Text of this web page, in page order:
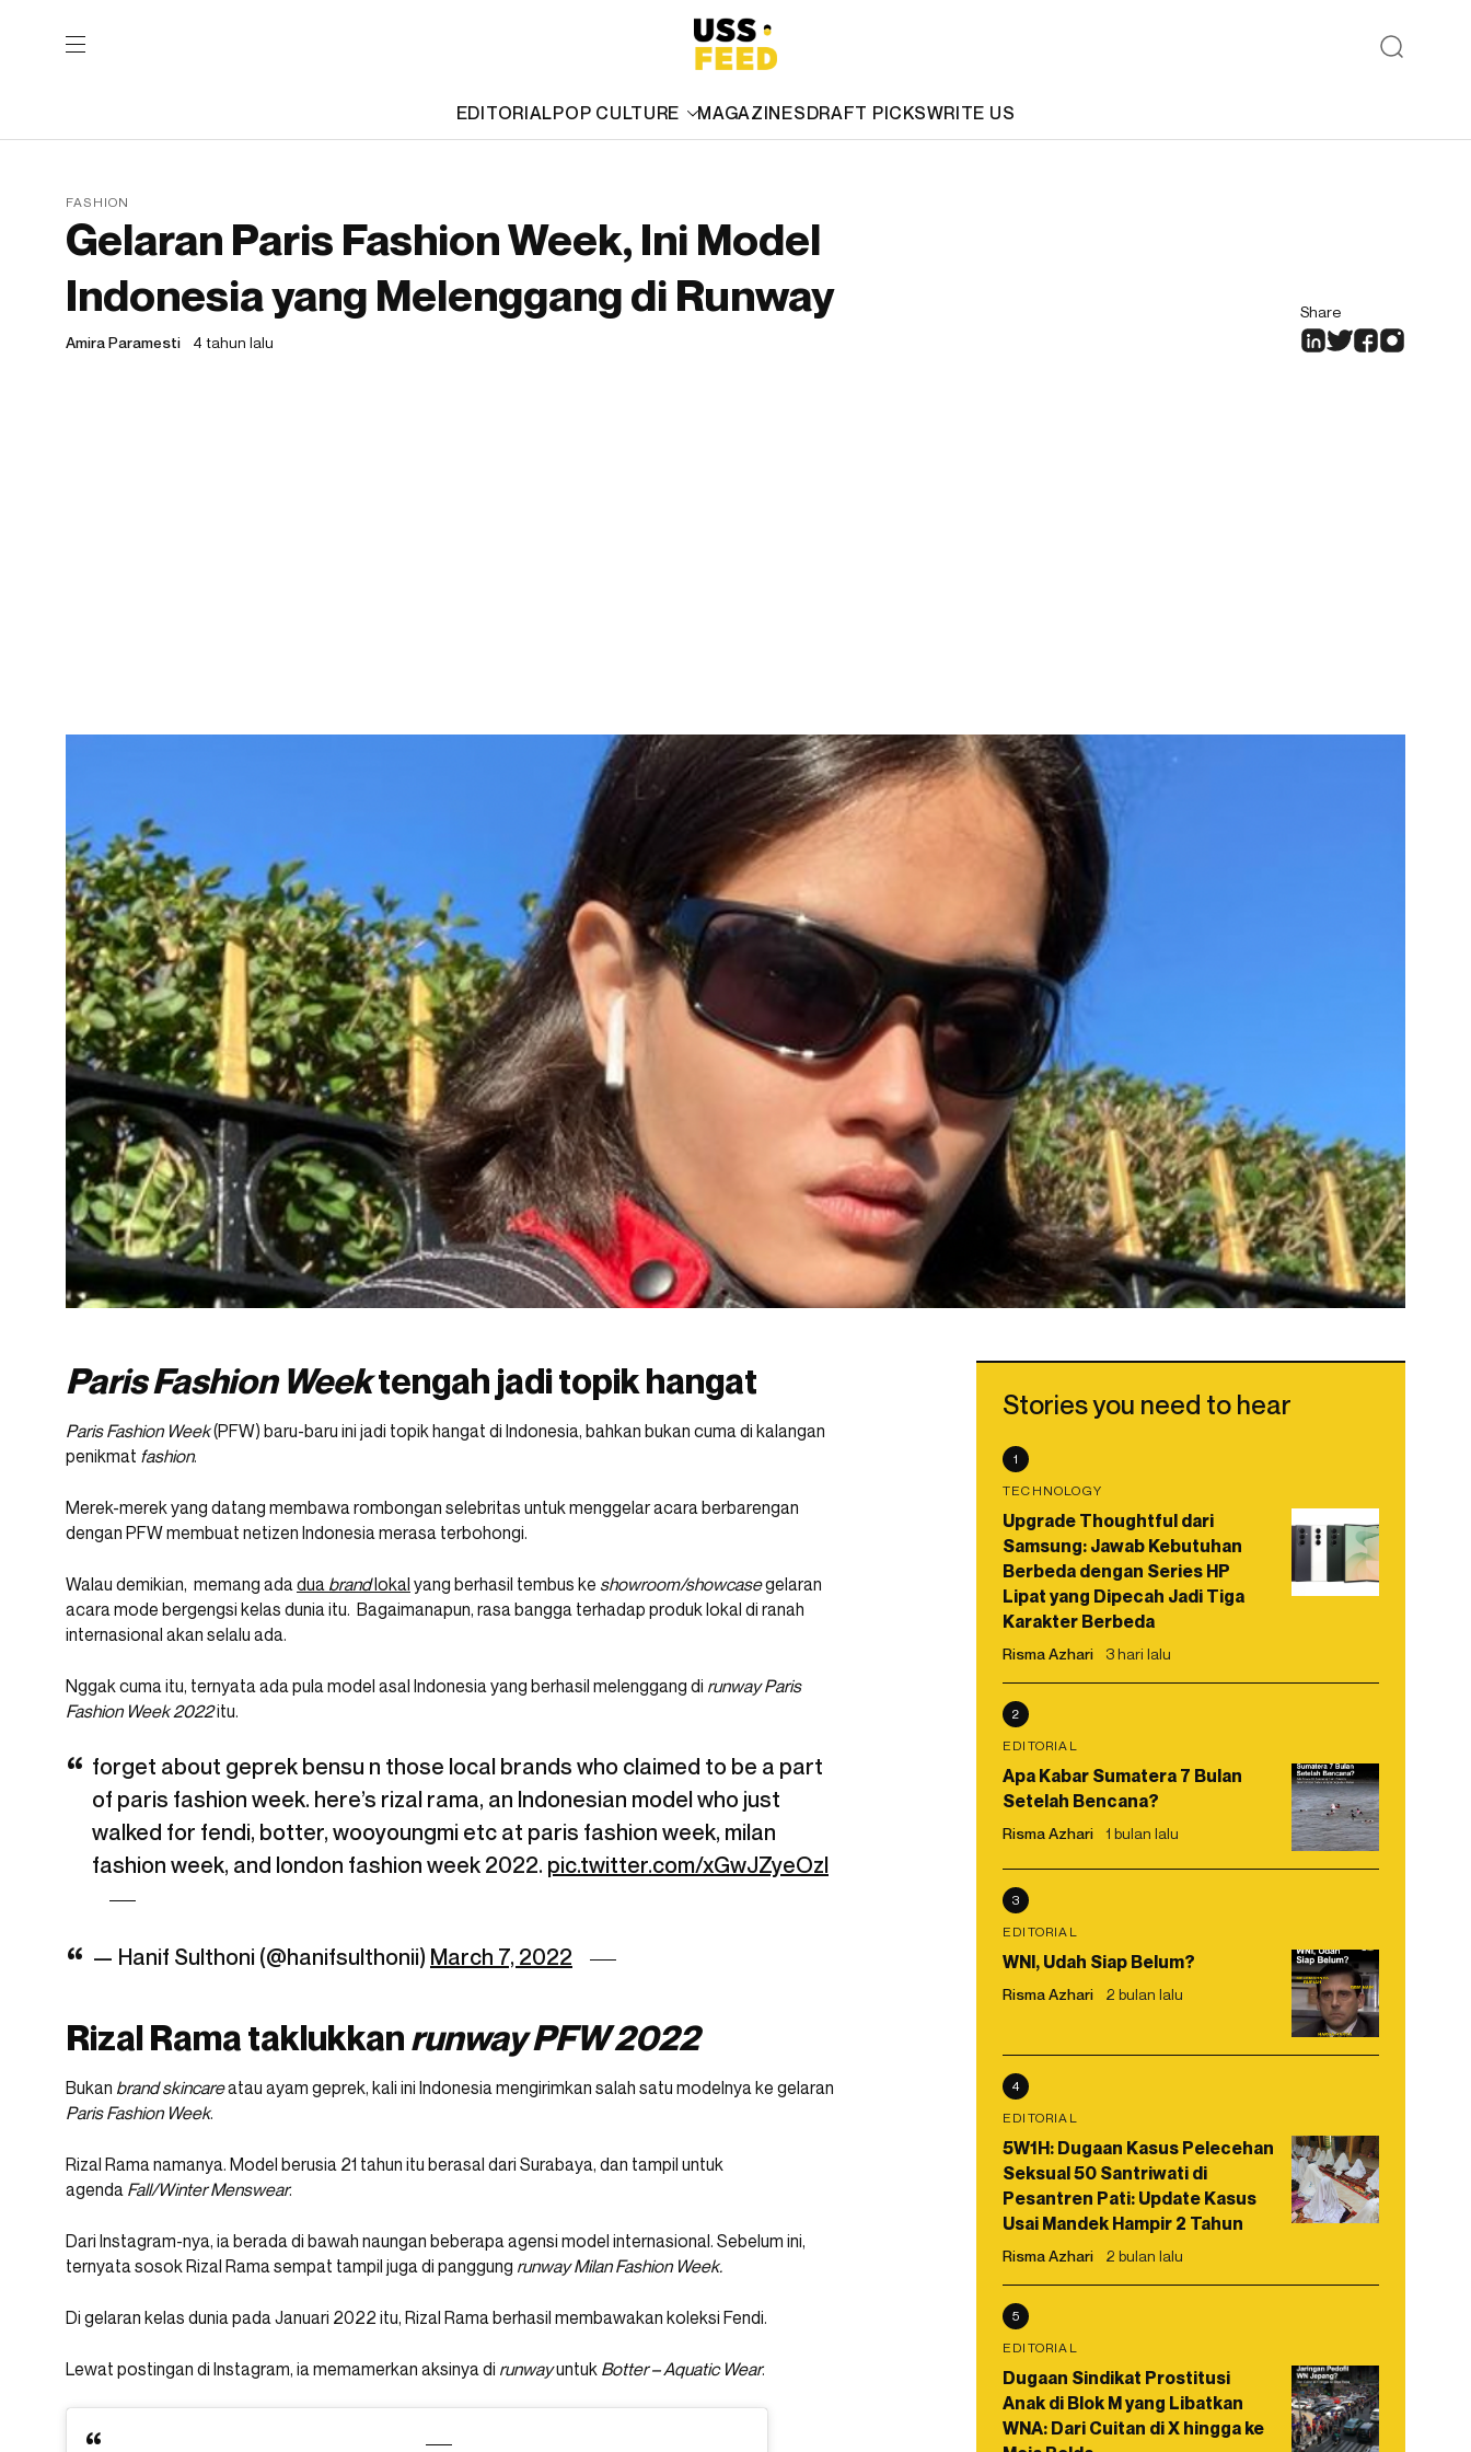
EDITORIALPOP CULTURE MAGAZINESDRAFT PICKSWRITE US
FASHION
Gelaran Paris Fashion Week, Ini Model
Indonesia yang Melenggang di Runway
Amira Paramesti 4 tahun lalu
Share
Paris Fashion Weektengah jadi topik hangat
Paris Fashion Week(PFW) baru-baru ini jadi topik hangat di Indonesia, bahkan bukan cuma di kalangan
penikmat fashion.
Merek-merek yang datang membawa rombongan selebritas untuk menggelar acara berbarengan
dengan PFW membuat netizen Indonesia merasa terbohongi.
Walau demikian, memang adadua brandlokal yang berhasil tembus ke showroom/showcasegelaran
acara mode bergengsi kelas dunia itu. Bagaimanapun, rasa bangga terhadap produk lokal di ranah
internasional akan selalu ada.
Nggak cuma itu, ternyata ada pula model asal Indonesia yang berhasil melenggang di runway Paris
Fashion Week 2022itu.
forget about geprek bensu n those local brands who claimed to be a part
of paris fashion week. here’s rizal rama, an Indonesian model who just
walked for fendi, botter, wooyoungmi etc at paris fashion week, milan
fashion week, and london fashion week 2022. pic.twitter.com/xGwJZyeOzl
— Hanif Sulthoni (@hanifsulthonii) March 7, 2022
Rizal Rama taklukkanrunway PFW 2022
Bukan brand skincareatau ayam geprek, kali ini Indonesia mengirimkan salah satu modelnya ke gelaran
Paris Fashion Week.
Rizal Rama namanya. Model berusia 21 tahun itu berasal dari Surabaya, dan tampil untuk
agenda Fall/Winter Menswear.
Dari Instagram-nya, ia berada di bawah naungan beberapa agensi model internasional. Sebelum ini,
ternyata sosok Rizal Rama sempat tampil juga di panggung runway Milan Fashion Week.
Di gelaran kelas dunia pada Januari 2022 itu, Rizal Rama berhasil membawakan koleksi Fendi.
Lewat postingan di Instagram, ia memamerkan aksinya di runwayuntuk Botter – Aquatic Wear.
Stories you need to hear
1
TECHNOLOGY
Upgrade Thoughtful dari
Samsung: Jawab Kebutuhan
Berbeda dengan Series HP
Lipat yang Dipecah Jadi Tiga
Karakter Berbeda
Risma Azhari 3 hari lalu
2
EDITORIAL
Apa Kabar Sumatera 7 Bulan
Setelah Bencana?
Risma Azhari 1 bulan lalu
3
EDITORIAL
WNI, Udah Siap Belum?
Risma Azhari 2 bulan lalu
4
EDITORIAL
5W1H: Dugaan Kasus Pelecehan
Seksual 50 Santriwati di
Pesantren Pati: Update Kasus
Usai Mandek Hampir 2 Tahun
Risma Azhari 2 bulan lalu
5
EDITORIAL
Dugaan Sindikat Prostitusi
Anak di Blok M yang Libatkan
WNA: Dari Cuitan di X hingga ke